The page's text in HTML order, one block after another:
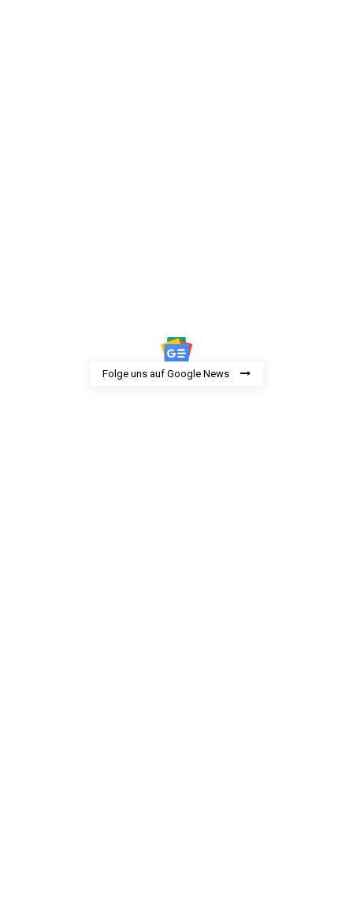
Folge uns auf Google News